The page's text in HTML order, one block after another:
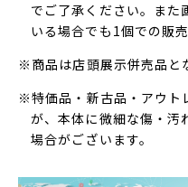
でご了承ください。また
いる場合でも1個での販売
※商品は店頭展示併売品と
※特価品・新古品・アウト
が、本体に微細な傷・汚
場合がございます。